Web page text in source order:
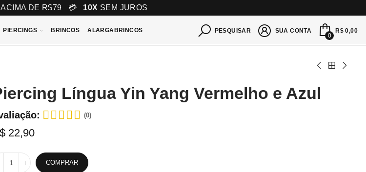
ACIMA DE R$79 💳 10X SEM JUROS
PIERCINGS BRINCOS ALARGABRINCOS PESQUISAR SUA CONTA
0
R$ 0,00
Língua Yin Yang Vermelho e Azul
(0)
22,90
COMPRAR